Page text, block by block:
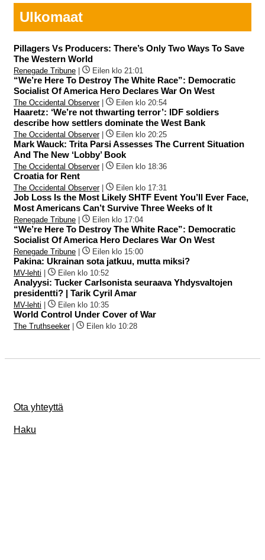
Ulkomaat
Pillagers Vs Producers: There’s Only Two Ways To Save
The Western World
Renegade Tribune | Eilen klo 21:01
“We’re Here To Destroy The White Race”: Democratic
Socialist Of America Hero Declares War On West
The Occidental Observer| Eilen klo 20:54
Haaretz: ‘We’re not thwarting terror’: IDF soldiers
describe how settlers dominate the West Bank
The Occidental Observer| Eilen klo 20:25
Mark Wauck: Trita Parsi Assesses The Current Situation
And The New ‘Lobby’ Book
The Occidental Observer| Eilen klo 18:36
Croatia for Rent
The Occidental Observer| Eilen klo 17:31
Job Loss Is the Most Likely SHTF Event You’ll Ever Face,
Most Americans Can’t Survive Three Weeks of It
Renegade Tribune | Eilen klo 17:04
“We’re Here To Destroy The White Race”: Democratic
Socialist Of America Hero Declares War On West
Renegade Tribune | Eilen klo 15:00
Pakina: Ukrainan sota jatkuu, mutta miksi?
MV-lehti | Eilen klo 10:52
Analyysi: Tucker Carlsonista seuraava Yhdysvaltojen
presidentti? | Tarik Cyril Amar
MV-lehti | Eilen klo 10:35
World Control Under Cover of War
The Truthseeker| Eilen klo 10:28
Ota yhteyttä
Haku